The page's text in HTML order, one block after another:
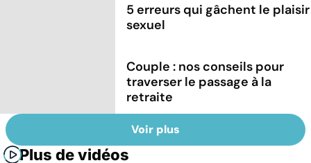
5 erreurs qui gâchent le plaisir
sexuel
Couple : nos conseils pour
traverser le passage à la
retraite
Voir plus
Plus de vidéos